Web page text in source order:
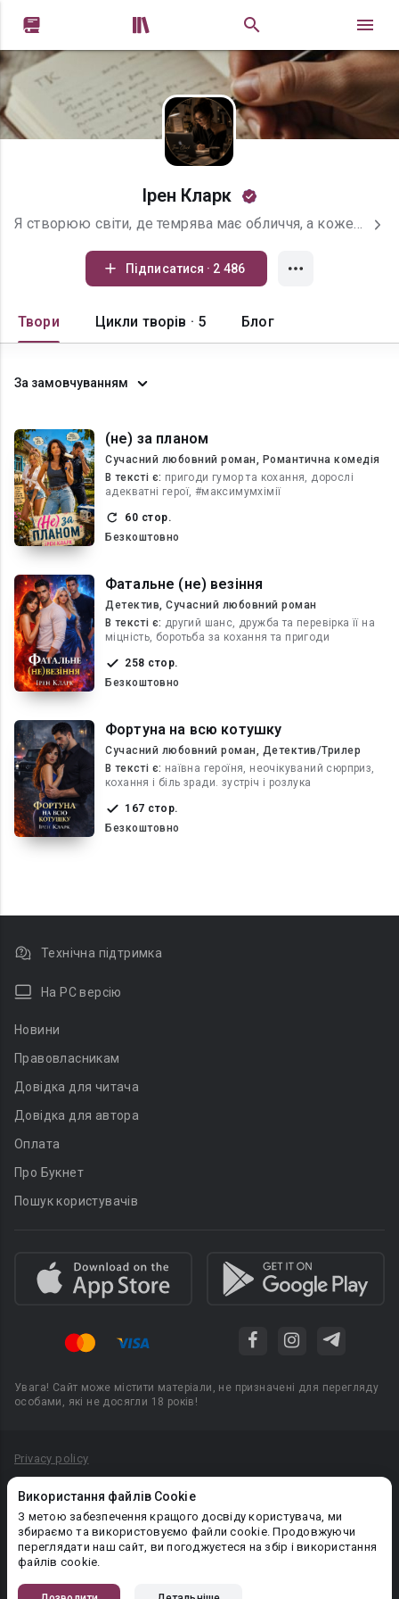
 
Ірен Кларк
Я створюю світи, де темрява має обличчя, а кожен вибір залишає шрам. Мої жанри — кримінальний трилер, дарк-роман і міське фентезі. Тут немає ідеальних героїв, зате є пристрасть, небезпека, психологічна гра й історії, які змушують відчувати. Пишу для тих, хто любить напругу, глибину та сюжет, що тримає в полоні.
Підписатися · 2 486
Твори Цикли творів · 5 Блог
За замовчуванням
(не) за планом
Сучасний любовний роман, Романтична комедія
В текcті є: пригоди гумор та кохання, дорослі
адекватні герої, #максимумхімії
60 стор.
Безкоштовно
Фатальне (не) везіння
Детектив, Сучасний любовний роман
В текcті є: другий шанс, дружба та перевірка її на
міцність, боротьба за кохання та пригоди
258 стор.
Безкоштовно
Фортуна на всю котушку
Сучасний любовний роман, Детектив/Трилер
В текcті є: наївна героїня, неочікуваний сюрприз,
кохання і біль зради. зустріч і розлука
167 стор.
Безкоштовно
Використання файлів Cookie
З метою забезпечення кращого досвіду користувача, ми
збираємо та використовуємо файли cookie. Продовжуючи
переглядати наш сайт, ви погоджуєтеся на збір і використання
файлів cookie.
Технічна підтримка
На PC версію
Новини
Правовласникам
Довідка для читача
Довідка для автора
Оплата
Про Букнет
Пошук користувачів
Увага! Сайт може містити матеріали, не призначені для перегляду
особами, які не досягли 18 років!
Privacy policy
Політика конфіденційності
Правила публікації авторського контенту
PR-вiддiл: pr@booknet.com